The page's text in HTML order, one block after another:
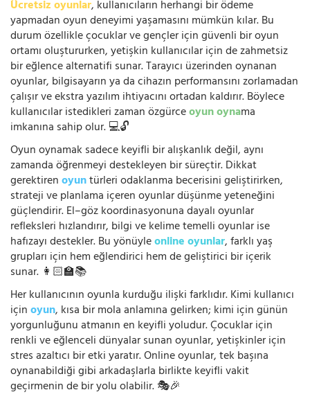
Ücretsiz oyunlar, kullanıcıların herhangi bir ödeme
yapmadan oyun deneyimi yaşamasını mümkün kılar. Bu
durum özellikle çocuklar ve gençler için güvenli bir oyun
ortamı oluştururken, yetişkin kullanıcılar için de zahmetsiz
bir eğlence alternatifi sunar. Tarayıcı üzerinden oynanan
oyunlar, bilgisayarın ya da cihazın performansını zorlamadan
çalışır ve ekstra yazılım ihtiyacını ortadan kaldırır. Böylece
kullanıcılar istedikleri zaman özgürceoyun oynama
imkanına sahip olur. 💻🔓
Oyun oynamak sadece keyifli bir alışkanlık değil, aynı
zamanda öğrenmeyi destekleyen bir süreçtir. Dikkat
gerektirenoyuntürleri odaklanma becerisini geliştirirken,
strateji ve planlama içeren oyunlar düşünme yeteneğini
güçlendirir. El–göz koordinasyonuna dayalı oyunlar
refleksleri hızlandırır, bilgi ve kelime temelli oyunlar ise
hafızayı destekler. Bu yönüyleonline oyunlar, farklı yaş
grupları için hem eğlendirici hem de geliştirici bir içerik
sunar. 👩🏻‍🏫📚
Her kullanıcının oyunla kurduğu ilişki farklıdır. Kimi kullanıcı
içinoyun, kısa bir mola anlamına gelirken; kimi için günün
yorgunluğunu atmanın en keyifli yoludur. Çocuklar için
renkli ve eğlenceli dünyalar sunan oyunlar, yetişkinler için
stres azaltıcı bir etki yaratır. Online oyunlar, tek başına
oynanabildiği gibi arkadaşlarla birlikte keyifli vakit
geçirmenin de bir yolu olabilir. 🎭🎉